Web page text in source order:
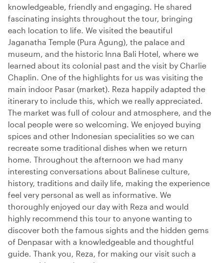
knowledgeable, friendly and engaging. He shared
fascinating insights throughout the tour, bringing
each location to life. We visited the beautiful
Jaganatha Temple (Pura Agung), the palace and
museum, and the historic Inna Bali Hotel, where we
learned about its colonial past and the visit by Charlie
Chaplin. One of the highlights for us was visiting the
main indoor Pasar (market). Reza happily adapted the
itinerary to include this, which we really appreciated.
The market was full of colour and atmosphere, and the
local people were so welcoming. We enjoyed buying
spices and other Indonesian specialities so we can
recreate some traditional dishes when we return
home. Throughout the afternoon we had many
interesting conversations about Balinese culture,
history, traditions and daily life, making the experience
feel very personal as well as informative. We
thoroughly enjoyed our day with Reza and would
highly recommend this tour to anyone wanting to
discover both the famous sights and the hidden gems
of Denpasar with a knowledgeable and thoughtful
guide. Thank you, Reza, for making our visit such a